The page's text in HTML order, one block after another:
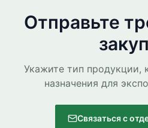
Отправьте
Укажите тип продукции,
назначения для
Связаться с